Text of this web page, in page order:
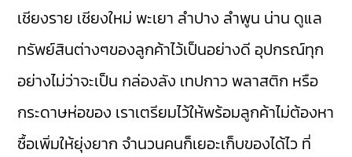
เชียงราย เชียงใหม่ พะเยา ลำปาง ลำพูน น่าน ดูแล
ทรัพย์สินต่างๆของลูกค้าไว้เป็นอย่างดี อุปกรณ์ทุก
อย่างไม่ว่าจะเป็น กล่องลัง เทปกาว พลาสติก หรือ
กระดาษห่อของ เราเตรียมไว้ให้พร้อมลูกค้าไม่ต้องหา
ซื้อเพิ่มให้ยุ่งยาก จำนวนคนก็เยอะเก็บของได้ไว ที่